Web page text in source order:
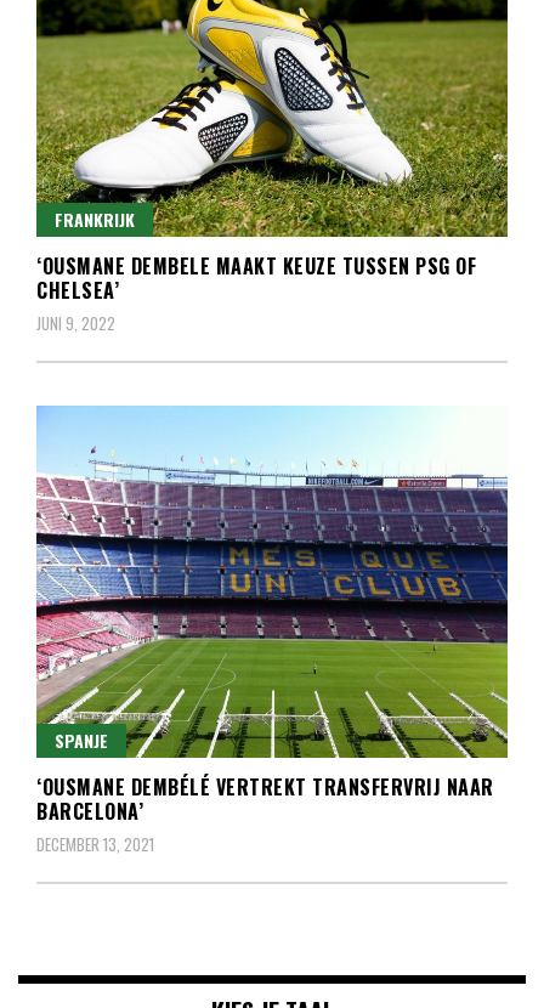
FRANKRIJK
‘OUSMANE DEMBELE MAAKT KEUZE TUSSEN PSG OF
CHELSEA’
JUNI 9, 2022
SPANJE
‘OUSMANE DEMBÉLÉ VERTREKT TRANSFERVRIJ NAAR
BARCELONA’
DECEMBER 13, 2021